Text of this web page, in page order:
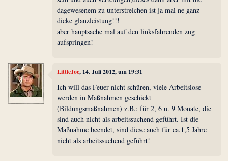
dagewesenem zu unterstreichen ist ja mal ne ganz
dicke glanzleistung!!!
aber hauptsache mal auf den linksfahrenden zug
aufspringen!
LittleJoe, 14. Juli 2012, um 19:31
Ich will das Feuer nicht schüren, viele Arbeitslose
werden in Maßnahmen geschickt
(Bildungsmaßnahmen) z.B.: für 2, 6 u. 9 Monate, die
sind auch nicht als arbeitssuchend geführt. Ist die
Maßnahme beendet, sind diese auch für ca.1,5 Jahre
nicht als arbeitssuchend geführt!